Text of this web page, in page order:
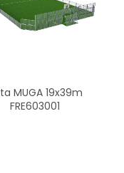
MUGA 19x39m
FRE603001